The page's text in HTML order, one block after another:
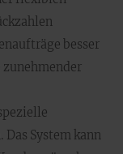
besser
zunehmender
System kann